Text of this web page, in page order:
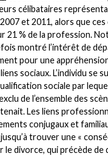
célibataires
et 2011, alors que
21 % de la profession.
montré l’intérêt de
pour une
sociaux. L’individu se
sociale par
de l’ensemble des
Les liens
conjugaux et
trouver une «
divorce, qui précède de